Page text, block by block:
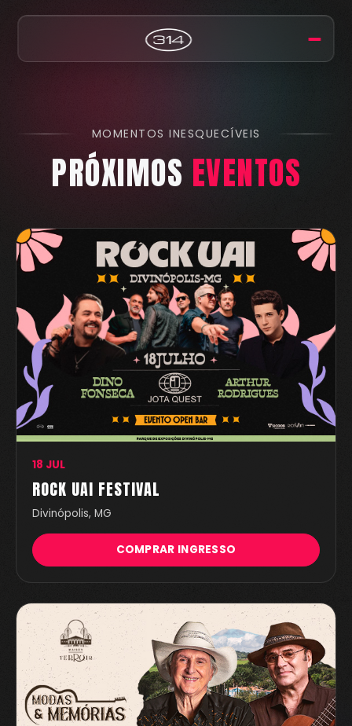
MOMENTOS INESQUECÍVEIS
PRÓXIMOS EVENTOS
18 JUL
ROCK UAI FESTIVAL
Divinópolis, MG
COMPRAR INGRESSO